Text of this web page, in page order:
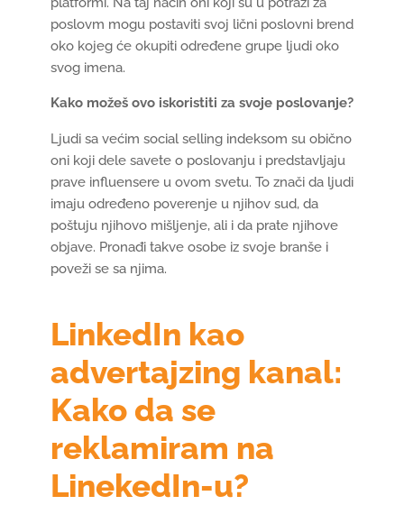
poslovm mogu postaviti svoj lični poslovni brend
oko kojeg će okupiti određene grupe ljudi oko
svog imena.
Kako možeš ovo iskoristiti za svoje poslovanje?
Ljudi sa većim social selling indeksom su obično
oni koji dele savete o poslovanju i predstavljaju
prave influensere u ovom svetu. To znači da ljudi
imaju određeno poverenje u njihov sud, da
poštuju njihovo mišljenje, ali i da prate njihove
objave. Pronađi takve osobe iz svoje branše i
poveži se sa njima.
LinkedIn kao
advertajzing kanal:
Kako da se
reklamiram na
LinekedIn-u?